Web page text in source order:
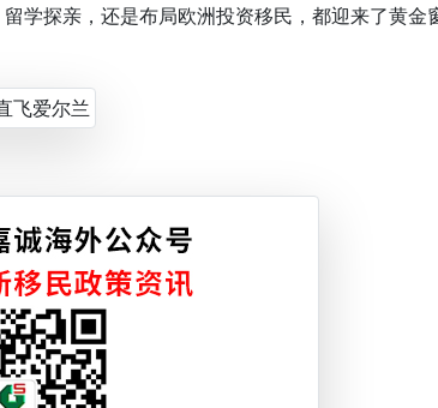
留学探亲，还是布局欧洲投资移民，都迎来了黄金